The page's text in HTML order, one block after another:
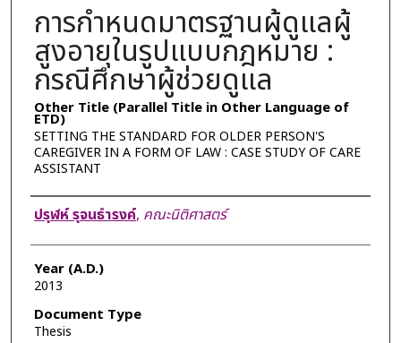
การกำหนดมาตรฐานผู้ดูแลผู้
สูงอายุในรูปแบบกฎหมาย :
กรณีศึกษาผู้ช่วยดูแล
Other Title (Parallel Title in Other Language of
ETD)
SETTING THE STANDARD FOR OLDER PERSON'S
CAREGIVER IN A FORM OF LAW : CASE STUDY OF CARE
ASSISTANT
Author
ปรุฬห์ รุจนธำรงค์, คณะนิติศาสตร์
Year (A.D.)
2013
Document Type
Thesis